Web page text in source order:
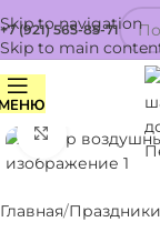
Skip to navigation
Skip to main
+7 (921) 565-85-71
Нажмите,
Главная